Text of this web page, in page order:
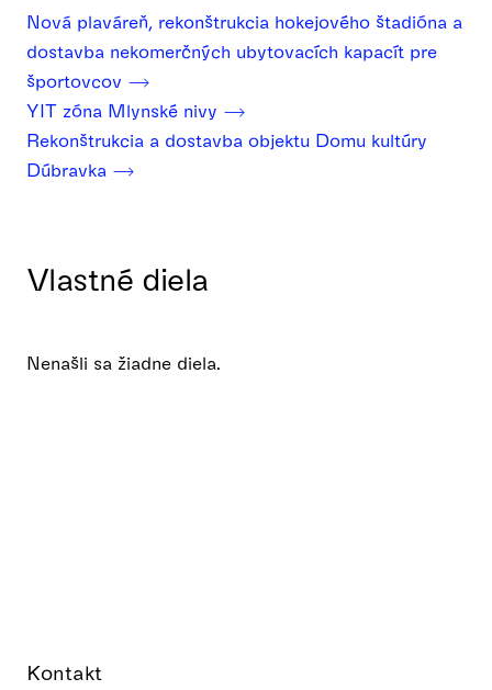
Nová plaváreň, rekonštrukcia hokejového štadióna a
dostavba nekomerčných ubytovacích kapacít pre
športovcov
YIT zóna Mlynské nivy
Rekonštrukcia a dostavba objektu Domu kultúry
Dúbravka
Vlastné diela
Nenašli sa žiadne diela.
Kontakt